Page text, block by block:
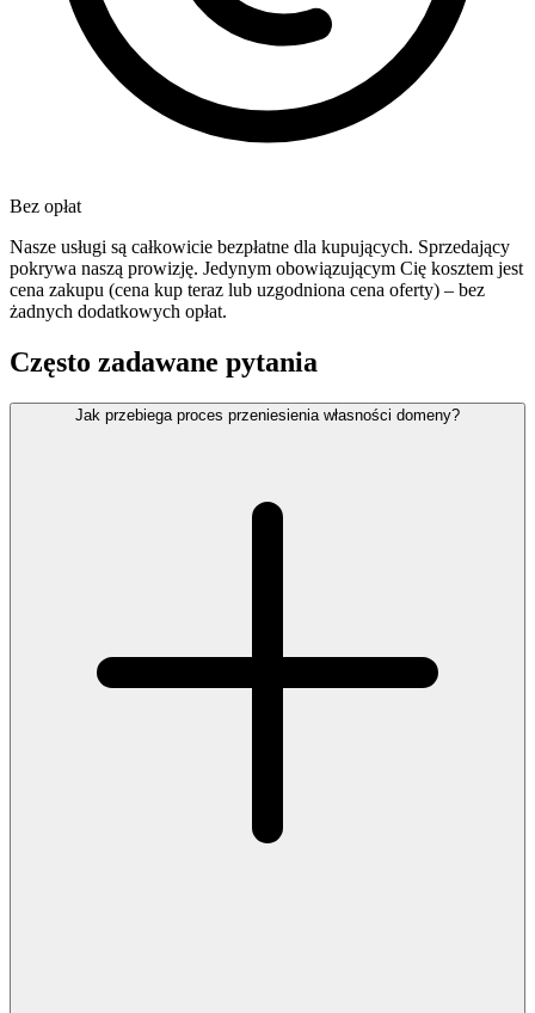
Bez opłat
Nasze usługi są całkowicie bezpłatne dla kupujących. Sprzedający
pokrywa naszą prowizję. Jedynym obowiązującym Cię kosztem jest
cena zakupu (cena kup teraz lub uzgodniona cena oferty) – bez
żadnych dodatkowych opłat.
Często zadawane pytania
Jak przebiega proces przeniesienia własności domeny?